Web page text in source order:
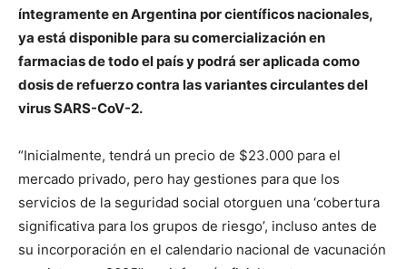
íntegramente en Argentina por científicos nacionales,
ya está disponible para su comercialización en
farmacias de todo el país y podrá ser aplicada como
dosis de refuerzo contra las variantes circulantes del
virus SARS-CoV-2.
“Inicialmente, tendrá un precio de $23.000 para el
mercado privado, pero hay gestiones para que los
servicios de la seguridad social otorguen una ‘cobertura
significativa para los grupos de riesgo’, incluso antes de
su incorporación en el calendario nacional de vacunación